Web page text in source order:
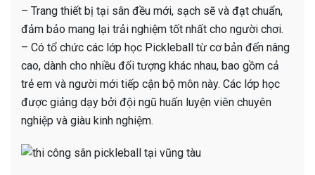
– Trang thiết bị tại sân đều mới, sạch sẽ và đạt chuẩn,
đảm bảo mang lại trải nghiệm tốt nhất cho người chơi.
– Có tổ chức các lớp học Pickleball từ cơ bản đến nâng
cao, dành cho nhiều đối tượng khác nhau, bao gồm cả
trẻ em và người mới tiếp cận bộ môn này. Các lớp học
được giảng dạy bởi đội ngũ huấn luyện viên chuyên
nghiệp và giàu kinh nghiệm.